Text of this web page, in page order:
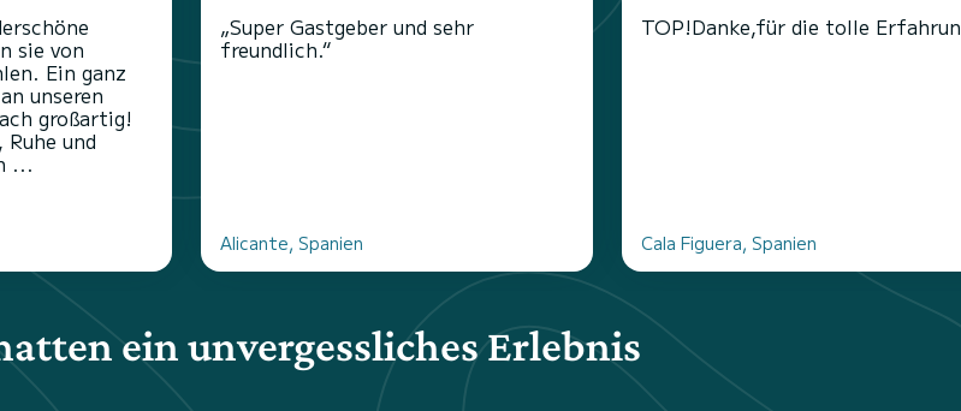
sie von
Ein ganz
unseren
großartig!
und
...
„Super Gastgeber und sehr
freundlich.“
Alicante, Spanien
TOP!Danke,für die tolle
Cala Figuera, Spanien
ein unvergessliches Erlebnis